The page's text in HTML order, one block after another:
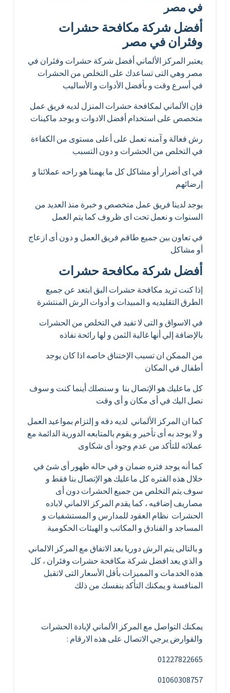
في مصر
أفضل شركة مكافحة حشرات
وفئران في مصر
يعتبر المركز الألماني أفضل شركة حشرات وفئران في
مصر وهي التى تساعدك على التخلص من الحشرات
في أسرع وقت و بأفضل الأدوات و الأساليب
فإن الألماني لمكافحة حشرات المنزل لديه فريق عمل
متخصص على استخدام أفضل الادوات و يوجد ماكينات
رش فعالة و آمنه تعمل على أعلى مستوى من الكفاءة
في التخلص من الحشرات و دون التسبب
في اى أضرار أو مشاكل كل ما يهمنا هو راحه عملائنا و
إرضائهم
يوجد لدينا فريق عمل متخصص و خبرة منذ العديد من
السنوات و نعمل تحت اى ظروف كما يتم العمل
في تعاون بين جميع طاقم فريق العمل و دون أى ازعاج
أو مشاكل
أفضل شركة مكافحة حشرات
إذا كنت تريد مكافحة حشرات البق ابتعد عن جميع
الطرق التقليديه و المبيدات و أدوات الرش المنتشرة
في الاسواق و التى لا تفيد في التخلص من الحشرات
بالإضافة إلي أنها غالية الثمن و لها رائحة نفاذه
من الممكن ان تسبب الإختناق خاصه اذا كان يوجد
أطفال في المكان
كل ماعليك هو الإتصال بنا و سنصلك أينما كنت و سوف
نصل اليك في أى مكان و أى وقت
كما ان المركز الألماني لديه دقه و إلتزام بمواعيد العمل
و لا يوجد به أى تأخير و يقوم بالمتابعه الدورية الدائمة مع
عملائه للتأكد من عدم وجود أى شكاوى
كما أنه يوجد فتره ضمان و في حاله ظهور أى شئ في
خلال هذه الفتره كل ماعليك هو الإتصال بنا فقط و
سوف يتم التخلص من جميع الحشرات دون أى
مصاريف إضافيه ، كما يقدم المركز الالماني لاباده
الحشرات نظام العقود للمدارس و المستشفيات و
المساجد و الفنادق و المكاتب و الهيئات الحكومية
و بالتالى يتم الرش دوريا بعد الاتفاق مع المركز الالماني
و الذي يعد افضل شركة مكافحة حشرات وفئران ، كل
هذه الخدمات و المميزات بأقل الأسعار التى لاتقبل
المنافسة و يمكنك التأكد بنفسك من ذلك
يمكنك التواصل مع المركز الألماني لإبادة الحشرات
والقوارض يرجي الاتصال على هذه الارقام :
01227822665
01060308757